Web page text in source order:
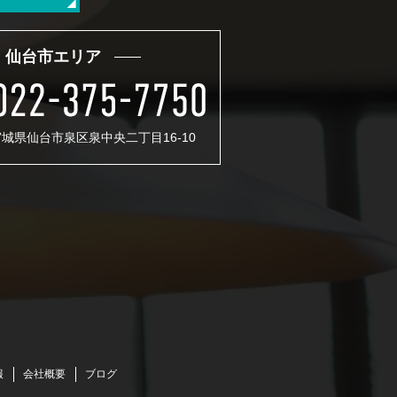
仙台市エリア
県仙台市泉区泉中央二丁目16-10
会社概要 ブログ